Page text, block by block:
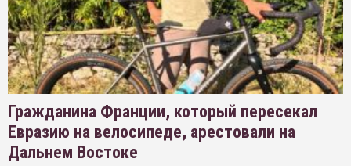
Гражданина Франции, который пересекал
Евразию на велосипеде, арестовали на
Дальнем Востоке